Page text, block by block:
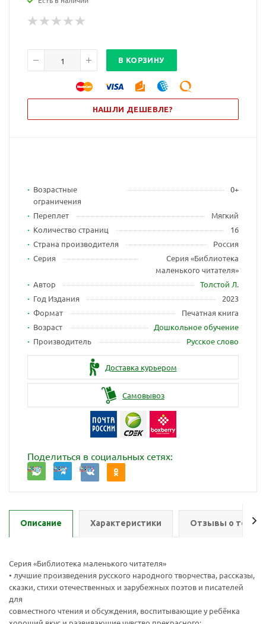
В КОРЗИНУ
НАШЛИ ДЕШЕВЛЕ?
Возрастные
ограничения
0+
Переплет
Мягкий
Количество страниц
16
Страна производителя
Россия
Серия
Серия «Библиотека
маленького читателя»
Автор
Толстой Л.
Год Издания
2023
Формат
Печатная книга
Возраст
Дошкольное обучение
Производитель
Русское слово
Доставка курьером
Самовывоз
Поделиться в социальных сетях:
Описание Характеристики Отзывы о
Серия «Библиотека маленького читателя»
• лучшие произведения русского народного творчества, рассказы,
сказки, стихи отечественных и зарубежных поэтов и писателей
для
совместного чтения и обсуждения, воспитывающие у ребёнка